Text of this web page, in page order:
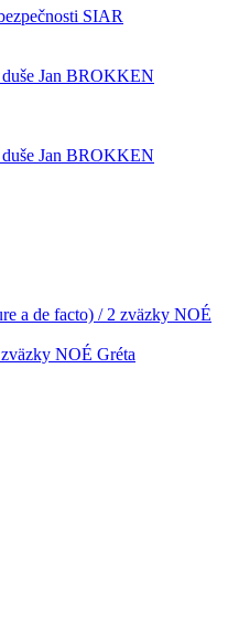
SIAR
Jan BROKKEN
Jan BROKKEN
a de facto) / 2 zväzky NOÉ
NOÉ Gréta